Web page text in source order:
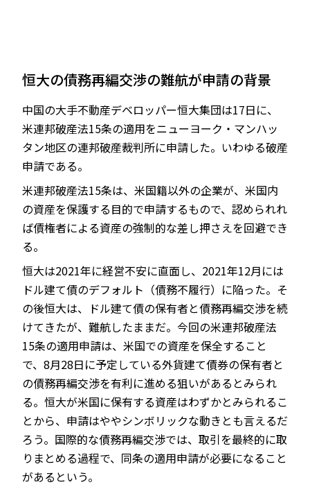
JP
恒大の債務再編交渉の難航が申請の背景
中国の大手不動産デベロッパー恒大集団は17日に、
米連邦破産法15条の適用をニューヨーク・マンハッ
タン地区の連邦破産裁判所に申請した。いわゆる破産
申請である。
米連邦破産法15条は、米国籍以外の企業が、米国内
の資産を保護する目的で申請するもので、認められれ
ば債権者による資産の強制的な差し押さえを回避でき
る。
恒大は2021年に経営不安に直面し、2021年12月には
ドル建て債のデフォルト（債務不履行）に陥った。そ
の後恒大は、ドル建て債の保有者と債務再編交渉を続
けてきたが、難航したままだ。今回の米連邦破産法
15条の適用申請は、米国での資産を保全すること
で、8月28日に予定している外貨建て債券の保有者と
の債務再編交渉を有利に進める狙いがあるとみられ
る。恒大が米国に保有する資産はわずかとみられるこ
とから、申請はややシンボリックな動きとも言えるだ
ろう。国際的な債務再編交渉では、取引を最終的に取
りまとめる過程で、同条の適用申請が必要になること
があるという。